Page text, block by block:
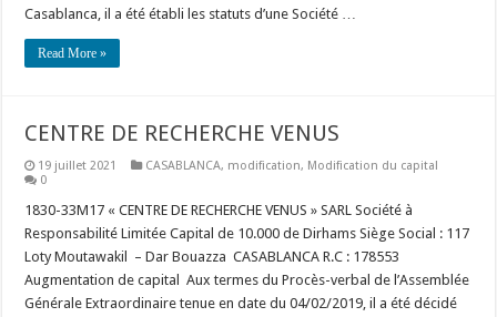
Casablanca, il a été établi les statuts d’une Société …
Read More »
CENTRE DE RECHERCHE VENUS
19 juillet 2021 CASABLANCA, modification, Modification du capital
0
1830-33M17 « CENTRE DE RECHERCHE VENUS » SARL Société à
Responsabilité Limitée Capital de 10.000 de Dirhams Siège Social : 117
Loty Moutawakil – Dar Bouazza CASABLANCA R.C : 178553
Augmentation de capital Aux termes du Procès-verbal de l’Assemblée
Générale Extraordinaire tenue en date du 04/02/2019, il a été décidé